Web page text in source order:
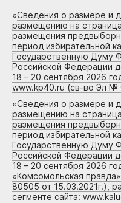
«Сведения о размере и
размещению на
размещения
период избирательной
Государственную Думу
Российской Федерации
18 – 20 сентября 2026
www.kp40.ru (св-во Эл №
«Сведения о размере и
размещению на
размещения
период избирательной
Государственную Думу
Российской Федерации
18 – 20 сентября 2026
«Комсомольская
80505 от 15.03.2021г.),
сегменте сайта: